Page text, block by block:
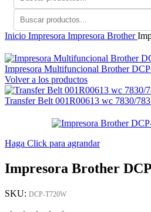
Inicio Impresora Impresora Brother
Impresora Multifuncional Brother
Volver a los productos
Transfer Belt 001R00613 wc 7830/
Haga Click para agrandar
Impresora Brother
SKU: DCP-T720W